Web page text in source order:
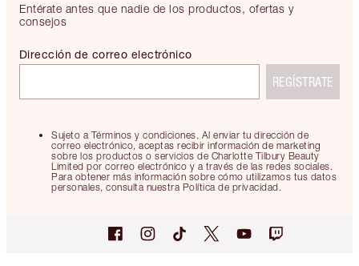
Entérate antes que nadie de los productos, ofertas y
consejos
Sujeto a Términos y condiciones. Al enviar tu dirección de
correo electrónico, aceptas recibir información de marketing
sobre los productos o servicios de Charlotte Tilbury Beauty
Limited por correo electrónico y a través de las redes sociales.
Para obtener más información sobre cómo utilizamos tus datos
personales, consulta nuestra Política de privacidad.
Dirección de correo electrónico
REGÍSTRATE